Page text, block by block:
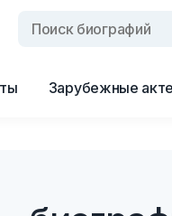
Зарубежные